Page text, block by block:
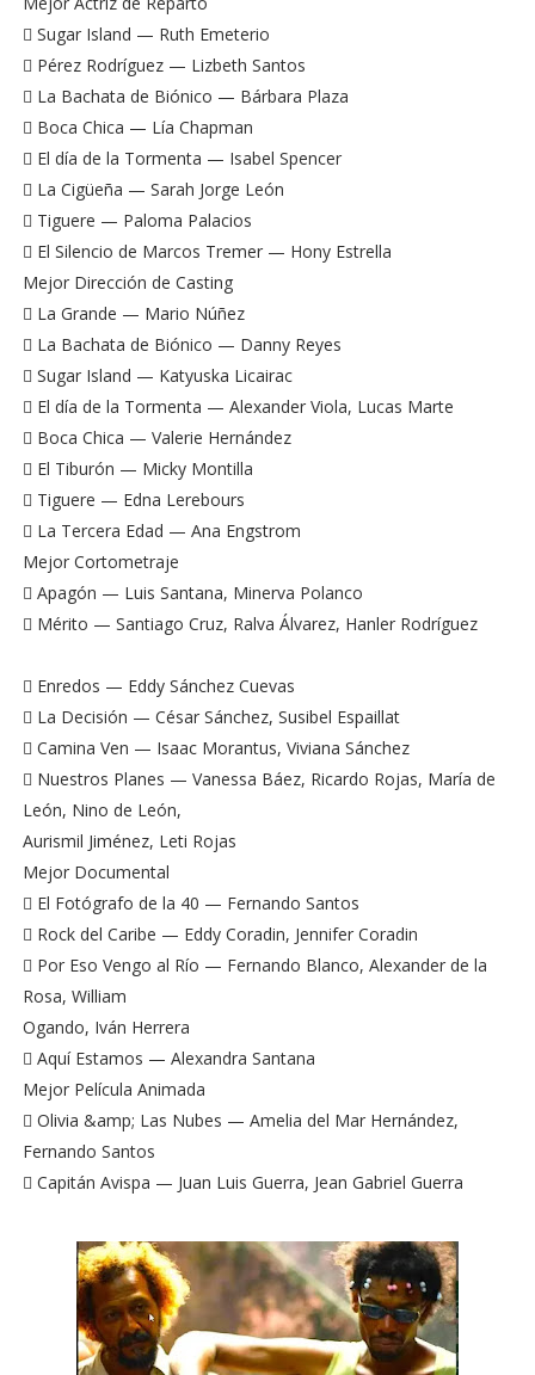
 Sugar Island — Ruth Emeterio
 Pérez Rodríguez — Lizbeth Santos
 La Bachata de Biónico — Bárbara Plaza
 Boca Chica — Lía Chapman
 El día de la Tormenta — Isabel Spencer
 La Cigüeña — Sarah Jorge León
 Tiguere — Paloma Palacios
 El Silencio de Marcos Tremer — Hony Estrella
Mejor Dirección de Casting
 La Grande — Mario Núñez
 La Bachata de Biónico — Danny Reyes
 Sugar Island — Katyuska Licairac
 El día de la Tormenta — Alexander Viola, Lucas Marte
 Boca Chica — Valerie Hernández
 El Tiburón — Micky Montilla
 Tiguere — Edna Lerebours
 La Tercera Edad — Ana Engstrom
Mejor Cortometraje
 Apagón — Luis Santana, Minerva Polanco
 Mérito — Santiago Cruz, Ralva Álvarez, Hanler Rodríguez
 Enredos — Eddy Sánchez Cuevas
 La Decisión — César Sánchez, Susibel Espaillat
 Camina Ven — Isaac Morantus, Viviana Sánchez
 Nuestros Planes — Vanessa Báez, Ricardo Rojas, María de
León, Nino de León,
Aurismil Jiménez, Leti Rojas
Mejor Documental
 El Fotógrafo de la 40 — Fernando Santos
 Rock del Caribe — Eddy Coradin, Jennifer Coradin
 Por Eso Vengo al Río — Fernando Blanco, Alexander de la
Rosa, William
Ogando, Iván Herrera
 Aquí Estamos — Alexandra Santana
Mejor Película Animada
 Olivia &amp; Las Nubes — Amelia del Mar Hernández,
Fernando Santos
 Capitán Avispa — Juan Luis Guerra, Jean Gabriel Guerra